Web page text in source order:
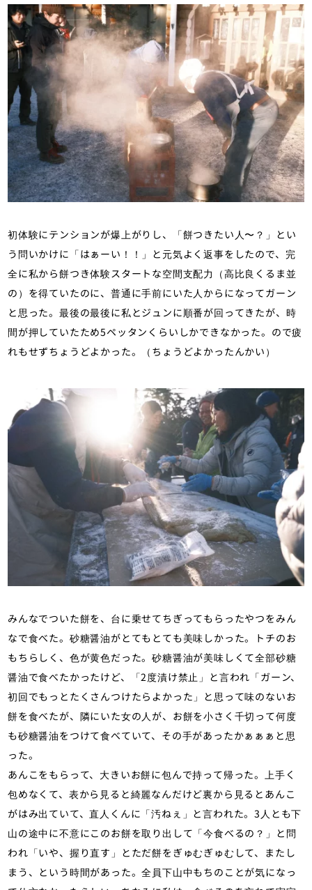
初体験にテンションが爆上がりし、「餅つきたい人〜？」とい
う問いかけに「はぁーい！！」と元気よく返事をしたので、完
全に私から餅つき体験スタートな空間支配力（高比良くるま並
の）を得ていたのに、普通に手前にいた人からになってガーン
と思った。最後の最後に私とジュンに順番が回ってきたが、時
間が押していたため5ペッタンくらいしかできなかった。ので疲
れもせずちょうどよかった。（ちょうどよかったんかい）
みんなでついた餅を、台に乗せてちぎってもらったやつをみん
なで食べた。砂糖醤油がとてもとても美味しかった。トチのお
もちらしく、色が黄色だった。砂糖醤油が美味しくて全部砂糖
醤油で食べたかったけど、「2度漬け禁止」と言われ「ガーン、
初回でもっとたくさんつけたらよかった」と思って味のないお
餅を食べたが、隣にいた女の人が、お餅を小さく千切って何度
も砂糖醤油をつけて食べていて、その手があったかぁぁぁと思
った。
あんこをもらって、大きいお餅に包んで持って帰った。上手く
包めなくて、表から見ると綺麗なんだけど裏から見るとあんこ
がはみ出ていて、直人くんに「汚ねぇ」と言われた。3人とも下
山の途中に不意にこのお餅を取り出して「今食べるの？」と問
われ「いや、握り直す」とただ餅をぎゅむぎゅむして、またし
まう、という時間があった。全員下山中もちのことが気になっ